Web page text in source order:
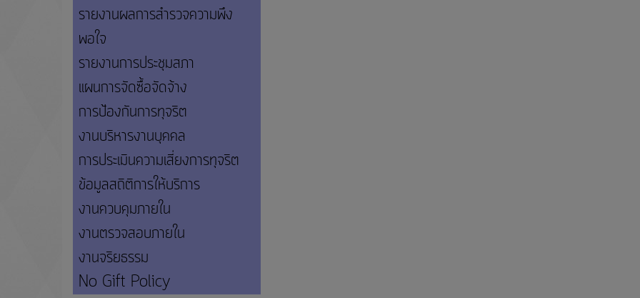
รายงานผลการสำรวจความพึง
พอใจ
รายงานการประชุมสภา
แผนการจัดซื้อจัดจ้าง
การป้องกันการทุจริต
งานบริหารงานบุคคล
การประเมินความเสี่ยงการทุจริต
ข้อมูลสถิติการให้บริการ
งานควบคุมภายใน
งานตรวจสอบภายใน
งานจริยธรรม
No Gift Policy